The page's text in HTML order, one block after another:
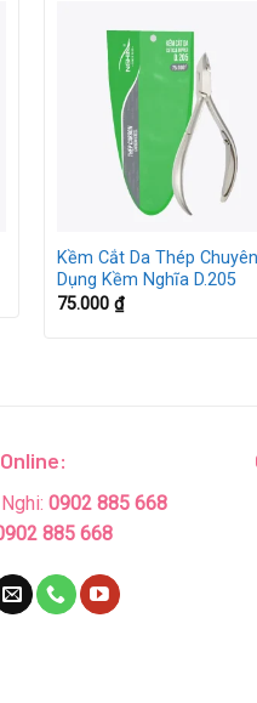
Kềm Cắt Da Thép Chuyên
Dụng Kềm Nghĩa D.205
75.000 ₫
0902 885 668
885 668